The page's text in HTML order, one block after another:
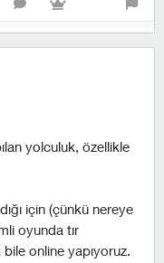
yolculuk, özellikle
için (çünkü nereye
oyunda tır
online yapıyoruz.